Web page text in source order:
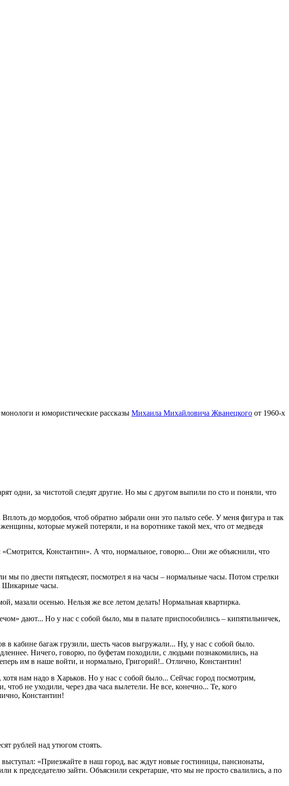
и юмористические рассказы Михаила Михайловича Жванецкого от 1960-х
одни, за чистотой следят другие. Но мы с другом выпили по сто и поняли, что
до мордобоя, чтоб обратно забрали они это пальто себе. У меня фигура и так
которые мужей потеряли, и на воротнике такой мех, что от медведя
Константин». А что, нормальное, говорю... Они же объяснили, что
мы по двести пятьдесят, посмотрел я на часы – нормальные часы. Потом стрелки
Шикарные часы.
мазали осенью. Нельзя же все летом делать! Нормальная квартирка.
дают... Но у нас с собой было, мы в палате приспособились – кипятильничек,
в кабине багаж грузили, шесть часов выгружали... Ну, у нас с собой было.
Ничего, говорю, по буфетам походили, с людьми познакомились, на
им в наше войти, и нормально, Григорий!.. Отлично, Константин!
нам надо в Харьков. Но у нас с собой было... Сейчас город посмотрим,
не уходили, через два часа вылетели. Не все, конечно... Те, кого
Константин!
рублей над утюгом стоять.
«Приезжайте в наш город, вас ждут новые гостиницы, пансионаты,
к председателю зайти. Объяснили секретарше, что мы не просто свалились, а по